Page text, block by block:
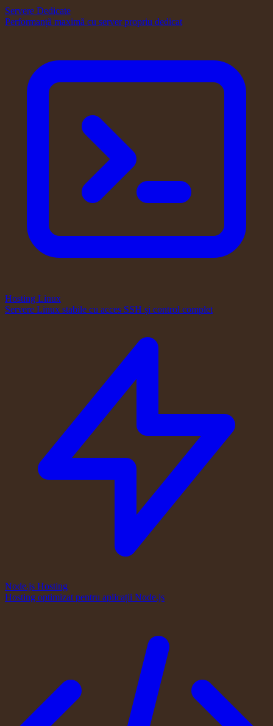
Servere Dedicate
Performanță maximă cu server propriu dedicat
Hosting Linux
Servere Linux stabile cu acces SSH și control complet
Node.js Hosting
Hosting optimizat pentru aplicații Node.js